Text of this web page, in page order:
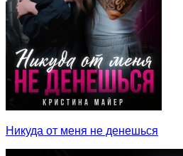
Никуда от меня не денешься